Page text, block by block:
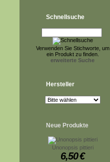
Schnellsuche
Verwenden Sie Stichworte, um
ein Produkt zu finden.
erweiterte Suche
Hersteller
Neue Produkte
Unonopsis pittieri
6,50€